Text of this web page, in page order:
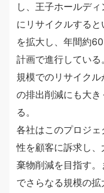
し、王子ホールデ
にリサイクルする
を拡大し、年間約
計画で進行してい
規模でのリサイクル
の排出削減にも大
る。
各社はこのプロジ
性を顧客に訴求し
棄物削減を目指す
でさらなる規模の